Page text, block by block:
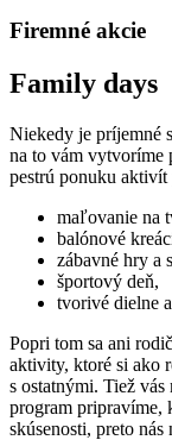
Firemné akcie
Family days
Niekedy je príjemné
na to vám vytvoríme
pestrú ponuku aktivít
maľovanie na
balónové
zábavné hry a
športový deň,
tvorivé dielne
Popri tom sa ani
aktivity, ktoré si ako
s ostatnými. Tiež vás
program pripravíme,
skúsenosti, preto